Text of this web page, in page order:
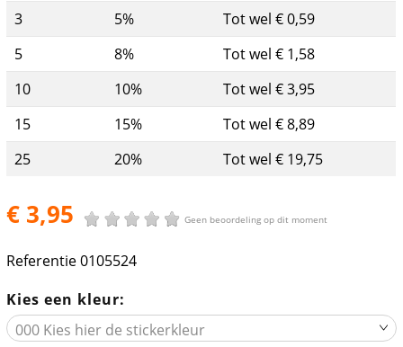
3
5%
Tot wel € 0,59
5
8%
Tot wel € 1,58
10
10%
Tot wel € 3,95
15
15%
Tot wel € 8,89
25
20% Tot wel € 19,75
€ 3,95 Geen beoordeling op dit moment
Referentie0105524
Kies een kleur: